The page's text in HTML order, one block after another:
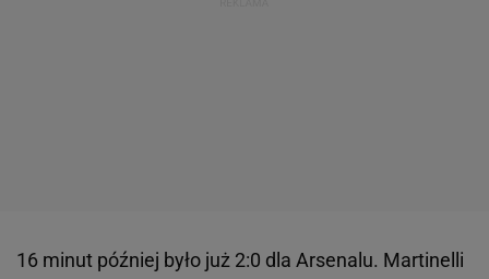
16 minut później było już 2:0 dla Arsenalu. Martinelli